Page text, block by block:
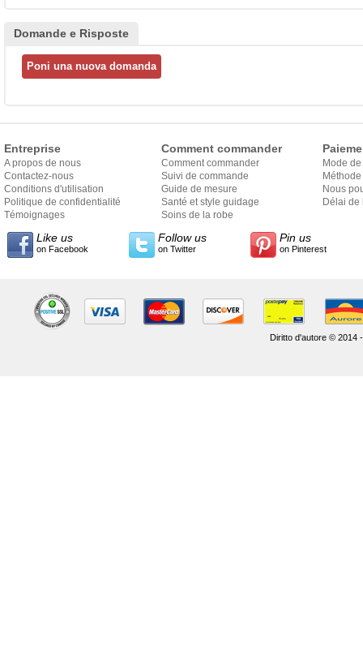
Domande e Risposte
Entreprise
A propos de nous
Contactez-nous
Conditions d'utilisation
Politique de confidentialité
Témoignages
Comment commander
Comment commander
Suivi de commande
Guide de mesure
Santé et style guidage
Soins de la robe
Mode
Nous
Délai de
Like us
on Facebook
Follow us
on Twitter
Pin us
on Pinterest
Diritto d'autore © 2014